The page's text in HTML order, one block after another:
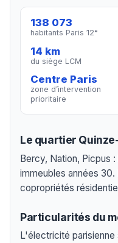
138 073
habitants Paris 12ᵉ
14 km
du siège LCM
Centre Paris
zone d’intervention
prioritaire
Le quartier
Bercy, Nation, Picpus
immeubles années
copropriétés
Particularités du
L'électricité